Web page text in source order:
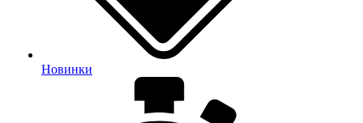
Новинки